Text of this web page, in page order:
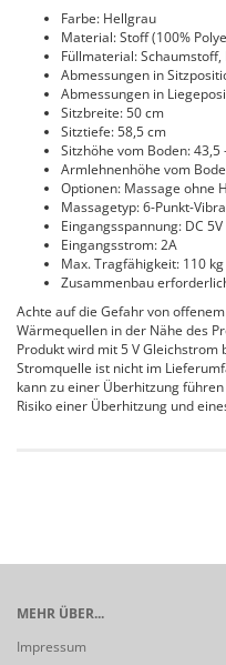
Farbe: Hellgrau
Material: Stoff (100%
Füllmaterial: Schaumstoff,
Abmessungen in
Abmessungen in
Sitzbreite: 50 cm
Sitztiefe: 58,5 cm
Sitzhöhe vom Boden: 43,5
Armlehnenhöhe vom
Optionen: Massage ohne
Massagetyp: 6-Punkt-
Eingangsspannung: DC 5V
Eingangsstrom: 2A
Max. Tragfähigkeit: 110 kg
Zusammenbau
Achte auf die Gefahr von
Wärmequellen in der Nähe des
Produkt wird mit 5 V
Stromquelle ist nicht im
kann zu einer Überhitzung
Risiko einer Überhitzung und
MEHR ÜBER...
Impressum